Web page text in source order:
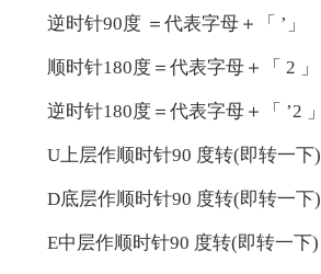
逆时针90度 ＝代表字母＋「 ’」
顺时针180度＝代表字母＋「 2 」
逆时针180度＝代表字母＋「 ’2 」
U上层作顺时针90 度转(即转一下)
D底层作顺时针90 度转(即转一下)
E中层作顺时针90 度转(即转一下)